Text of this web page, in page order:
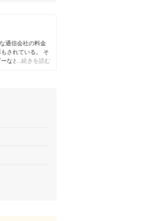
通信会社の料金
されている。 そ
などの通信会社
…続きを読む